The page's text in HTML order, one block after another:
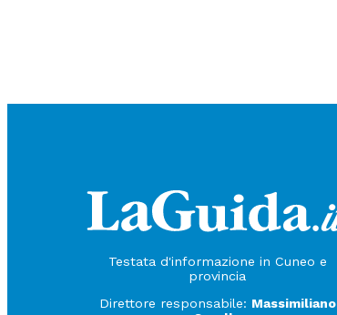
Testata d'informazione in Cuneo e
provincia
Direttore responsabile: Massimiliano